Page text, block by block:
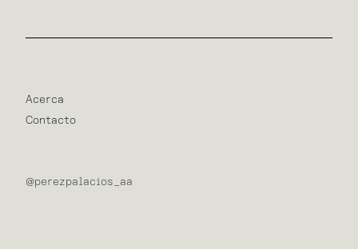
Acerca
Contacto
@perezpalacios_aa